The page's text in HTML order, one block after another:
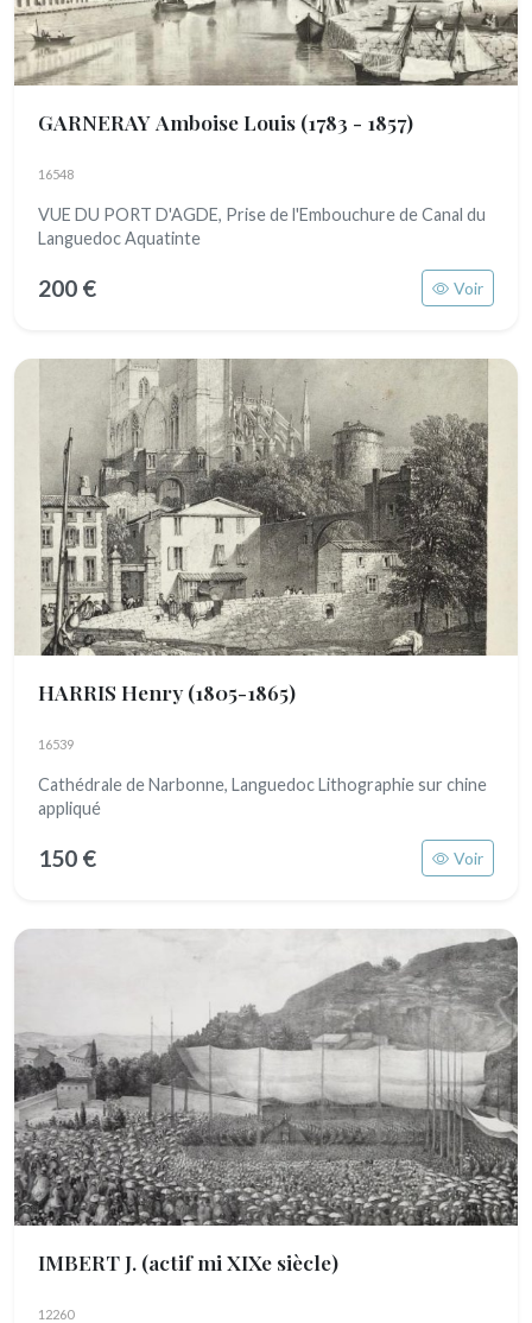
GARNERAY Amboise Louis (1783 - 1857)
16548
VUE DU PORT D'AGDE, Prise de l'Embouchure de Canal du
Languedoc Aquatinte
200 € Voir
HARRIS Henry(1805-1865)
16539
Cathédrale de Narbonne, Languedoc Lithographie sur chine
appliqué
150 € Voir
IMBERT J. (actif mi XIXe siècle)
12260